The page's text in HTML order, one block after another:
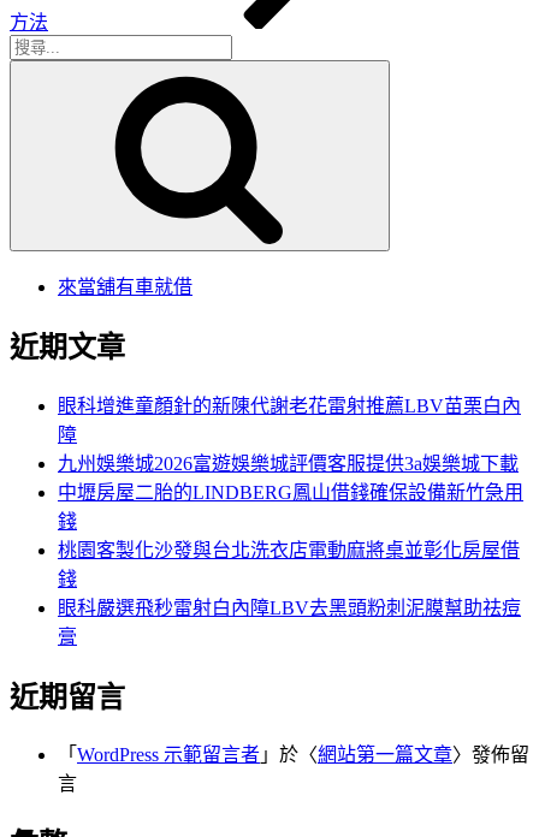
方法
搜
來當舖有車就借
近期文章
眼科增進童顏針的新陳代謝老花雷射推薦LBV苗栗白內
障
九州娛樂城2026富遊娛樂城評價客服提供3a娛樂城下載
中壢房屋二胎的LINDBERG鳳山借錢確保設備新竹急用
錢
桃園客製化沙發與台北洗衣店電動麻將桌並彰化房屋借
錢
眼科嚴選飛秒雷射白內障LBV去黑頭粉刺泥膜幫助祛痘
膏
近期留言
「 WordPress 示範留言者 」於〈網站第一篇文章〉發佈留
言